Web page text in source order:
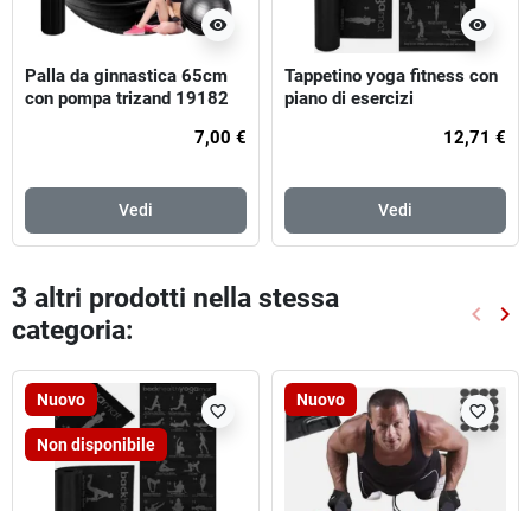
visibility
Palla da ginnastica 65cm
con pompa trizand 19182
7,00 €
Vedi
visibility
Tappetino yoga fitness con
piano di esercizi
12,71 €
Vedi
3 altri prodotti nella stessa
categoria:
keyboard_arrow_left keyboard_arrow_right
Nuovo
Non disponibile
favorite_border
Nuovo
favorite_border